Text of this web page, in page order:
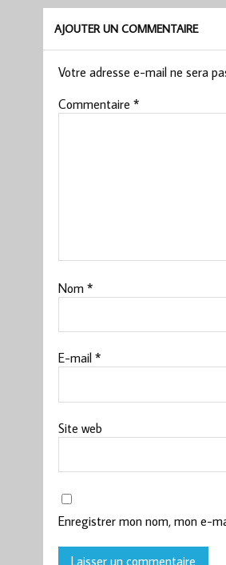
AJOUTER UN COMMENTAIRE
Votre adresse e-mail ne sera
Commentaire *
Nom *
E-mail *
Site web
Enregistrer mon nom, mon e-